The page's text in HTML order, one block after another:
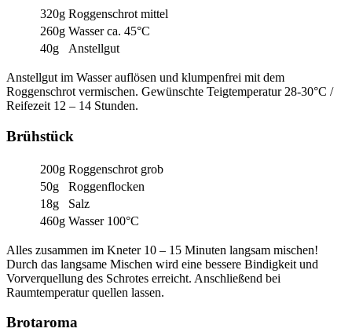
320g Roggenschrot mittel
260g Wasser ca. 45°C
40g
Anstellgut
Anstellgut im Wasser auflösen und klumpenfrei mit dem
Roggenschrot vermischen. Gewünschte Teigtemperatur 28-30°C /
Reifezeit 12 – 14 Stunden.
Brühstück
200g Roggenschrot grob
50g
Roggenflocken
18g
Salz
460g Wasser 100°C
Alles zusammen im Kneter 10 – 15 Minuten langsam mischen!
Durch das langsame Mischen wird eine bessere Bindigkeit und
Vorverquellung des Schrotes erreicht. Anschließend bei
Raumtemperatur quellen lassen.
Brotaroma